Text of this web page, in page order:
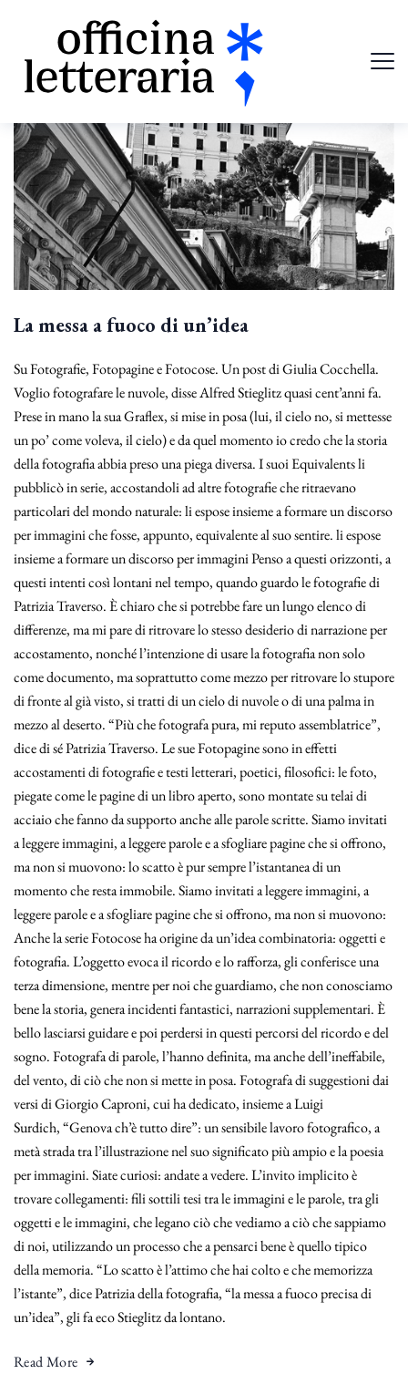
La messa a fuoco di un’idea
Su Fotografie, Fotopagine e Fotocose. Un post di Giulia Cocchella.
Voglio fotografare le nuvole, disse Alfred Stieglitz quasi cent’anni fa.
Prese in mano la sua Graflex, si mise in posa (lui, il cielo no, si mettesse
un po’ come voleva, il cielo) e da quel momento io credo che la storia
della fotografia abbia preso una piega diversa. I suoi Equivalents li
pubblicò in serie, accostandoli ad altre fotografie che ritraevano
particolari del mondo naturale: li espose insieme a formare un discorso
per immagini che fosse, appunto, equivalente al suo sentire. li espose
insieme a formare un discorso per immagini Penso a questi orizzonti, a
questi intenti così lontani nel tempo, quando guardo le fotografie di
Patrizia Traverso. È chiaro che si potrebbe fare un lungo elenco di
differenze, ma mi pare di ritrovare lo stesso desiderio di narrazione per
accostamento, nonché l’intenzione di usare la fotografia non solo
come documento, ma soprattutto come mezzo per ritrovare lo stupore
di fronte al già visto, si tratti di un cielo di nuvole o di una palma in
mezzo al deserto. “Più che fotografa pura, mi reputo assemblatrice”,
dice di sé Patrizia Traverso. Le sue Fotopagine sono in effetti
accostamenti di fotografie e testi letterari, poetici, filosofici: le foto,
piegate come le pagine di un libro aperto, sono montate su telai di
acciaio che fanno da supporto anche alle parole scritte. Siamo invitati
a leggere immagini, a leggere parole e a sfogliare pagine che si offrono,
ma non si muovono: lo scatto è pur sempre l’istantanea di un
momento che resta immobile. Siamo invitati a leggere immagini, a
leggere parole e a sfogliare pagine che si offrono, ma non si muovono:
Anche la serie Fotocose ha origine da un’idea combinatoria: oggetti e
fotografia. L’oggetto evoca il ricordo e lo rafforza, gli conferisce una
terza dimensione, mentre per noi che guardiamo, che non conosciamo
bene la storia, genera incidenti fantastici, narrazioni supplementari. È
bello lasciarsi guidare e poi perdersi in questi percorsi del ricordo e del
sogno. Fotografa di parole, l’hanno definita, ma anche dell’ineffabile,
del vento, di ciò che non si mette in posa. Fotografa di suggestioni dai
versi di Giorgio Caproni, cui ha dedicato, insieme a Luigi
Surdich, “Genova ch’è tutto dire”: un sensibile lavoro fotografico, a
metà strada tra l’illustrazione nel suo significato più ampio e la poesia
per immagini. Siate curiosi: andate a vedere. L’invito implicito è
trovare collegamenti: fili sottili tesi tra le immagini e le parole, tra gli
oggetti e le immagini, che legano ciò che vediamo a ciò che sappiamo
di noi, utilizzando un processo che a pensarci bene è quello tipico
della memoria. “Lo scatto è l’attimo che hai colto e che memorizza
l’istante”, dice Patrizia della fotografia, “la messa a fuoco precisa di
un’idea”, gli fa eco Stieglitz da lontano.
Read More